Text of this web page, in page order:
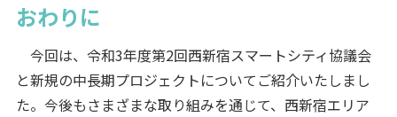
おわりに
今回は、令和3年度第2回西新宿スマートシティ協議会
と新規の中長期プロジェクトについてご紹介いたしまし
た。今後もさまざまな取り組みを通じて、西新宿エリア